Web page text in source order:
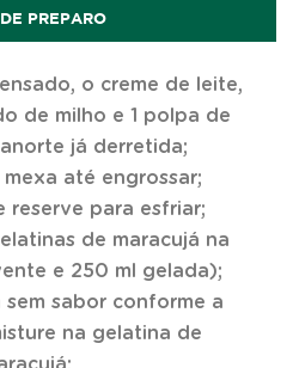
PREPARO
o creme de leite,
de milho e 1 polpa de
já derretida;
até engrossar;
reserve para esfriar;
de maracujá na
e 250 ml gelada);
sabor conforme a
na gelatina de